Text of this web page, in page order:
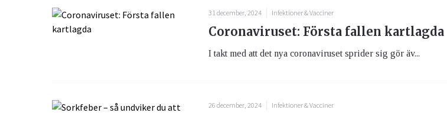
31 december, 2024 Infektioner & Vacciner
Coronaviruset: Första fallen kartlagda
I takt med att det nya coronaviruset sprider sig gör äv...
26 december, 2024 Infektioner & Vacciner